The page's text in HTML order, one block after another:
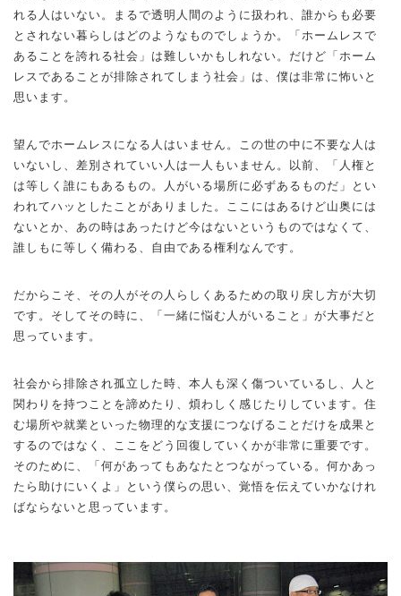
れる人はいない。まるで透明人間のように扱われ、誰からも必要
とされない暮らしはどのようなものでしょうか。「ホームレスで
あることを誇れる社会」は難しいかもしれない。だけど「ホーム
レスであることが排除されてしまう社会」は、僕は非常に怖いと
思います。
望んでホームレスになる人はいません。この世の中に不要な人は
いないし、差別されていい人は一人もいません。以前、「人権と
は等しく誰にもあるもの。人がいる場所に必ずあるものだ」とい
われてハッとしたことがありました。ここにはあるけど山奥には
ないとか、あの時はあったけど今はないというものではなくて、
誰しもに等しく備わる、自由である権利なんです。
だからこそ、その人がその人らしくあるための取り戻し方が大切
です。そしてその時に、「一緒に悩む人がいること」が大事だと
思っています。
社会から排除され孤立した時、本人も深く傷ついているし、人と
関わりを持つことを諦めたり、煩わしく感じたりしています。住
む場所や就業といった物理的な支援につなげることだけを成果と
するのではなく、ここをどう回復していくかが非常に重要です。
そのために、「何があってもあなたとつながっている。何かあっ
たら助けにいくよ」という僕らの思い、覚悟を伝えていかなけれ
ばならないと思っています。